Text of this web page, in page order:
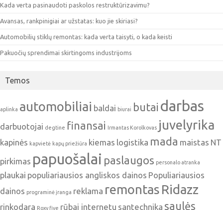
Kada verta pasinaudoti paskolos restruktūrizavimu?
Avansas, rankpinigiai ar užstatas: kuo jie skiriasi?
Automobilių stiklų remontas: kada verta taisyti, o kada keisti
Pakuočių sprendimai skirtingoms industrijoms
Temos
aplinka automobiliai baldai biurai butai darbas
darbuotojai degtine finansai Irmantas Korolkovas juvelyrika
kapinės kapvietė kapų priežiūra kiemas logistika mada maistas NT
pirkimas papuošalai paslaugos personalo atranka
plaukai populiariausios angliskos dainos Populiariausios
dainos programinė įranga reklama remontas Ridazz
rinkodara Roxy five rūbai internetu santechnika saulės